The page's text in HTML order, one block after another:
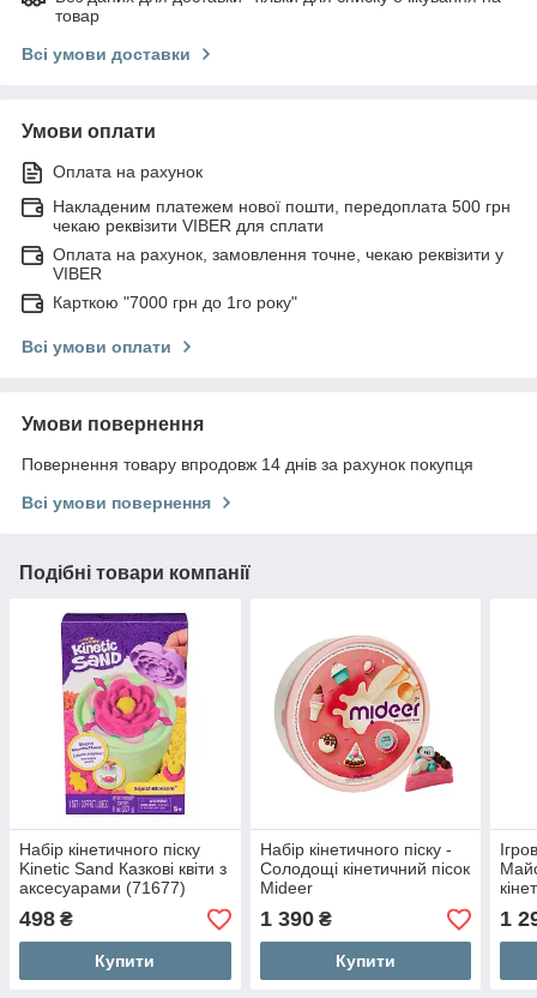
товар
Всі умови доставки
Умови оплати
Оплата на рахунок
Накладеним платежем нової пошти, передоплата 500 грн
чекаю реквізити VIBER для сплати
Оплата на рахунок, замовлення точне, чекаю реквізити у
VIBER
Карткою "7000 грн до 1го року"
Всі умови оплати
Умови повернення
Повернення товару впродовж 14 днів за рахунок покупця
Всі умови повернення
Подібні товари компанії
Набір кінетичного піску
Kinetic Sand Казкові квіти з
аксесуарами (71677)
498 ₴
Купити
Набір кінетичного піску -
Солодощі кінетичний пісок
Mideer
1 390₴
Купити
1